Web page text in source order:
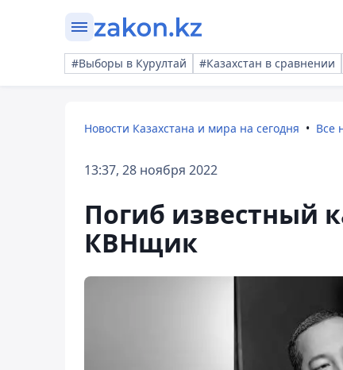
#Выборы в Курултай #Казахстан в сравнении
Новости Казахстана и мира на сегодня Все
13:37, 28 ноября 2022
Погиб известный
КВНщик